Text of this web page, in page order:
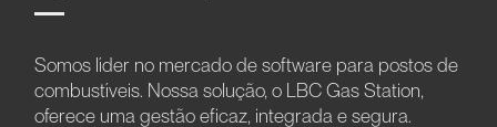
Somos líder no mercado de software para postos de
combustíveis. Nossa solução, o LBC Gas Station,
oferece uma gestão eficaz, integrada e segura.